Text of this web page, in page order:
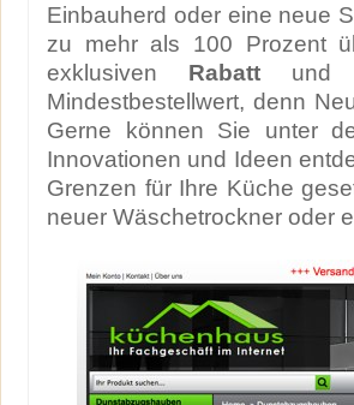
Einbauherd oder eine neue
zu mehr als 100 Prozent
exklusiven Rabatt und
Mindestbestellwert, denn
Gerne können Sie unter
Innovationen und Ideen
Grenzen für Ihre Küche
neuer Wäschetrockner oder